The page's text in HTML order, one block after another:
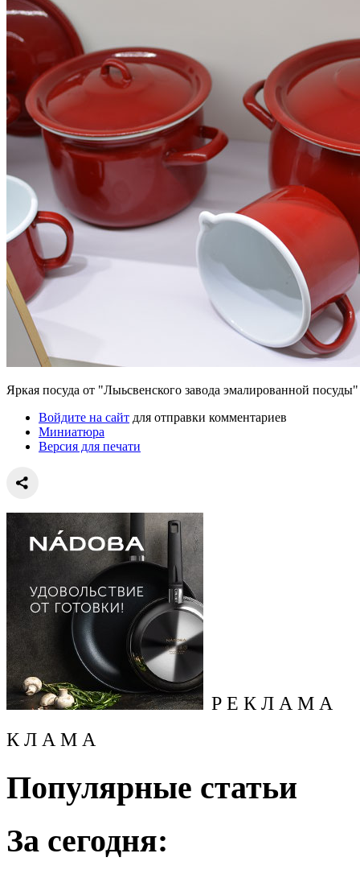
Яркая посуда от "Лыьсвенского завода эмалированной посуды"
Войдите на сайт для отправки комментариев
Миниатюра
Версия для печати
Р Е К Л А М А
К Л А М А
Популярные статьи
За сегодня: